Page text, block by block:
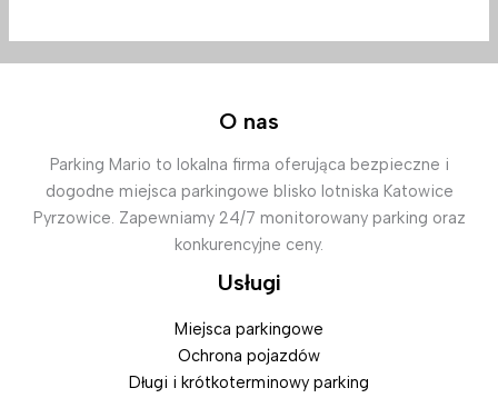
O nas
Parking Mario to lokalna firma oferująca bezpieczne i
dogodne miejsca parkingowe blisko lotniska Katowice
Pyrzowice. Zapewniamy 24/7 monitorowany parking oraz
konkurencyjne ceny.
Usługi
Miejsca parkingowe
Ochrona pojazdów
Długi i krótkoterminowy parking